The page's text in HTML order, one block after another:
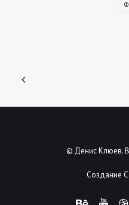
© Денис Клюев.
Создание